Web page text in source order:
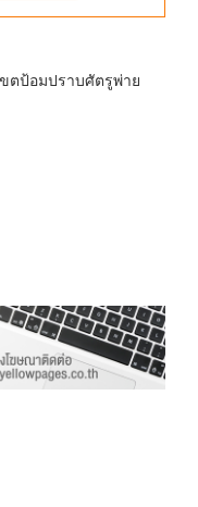
ตป้อมปราบศัตรูพ่าย